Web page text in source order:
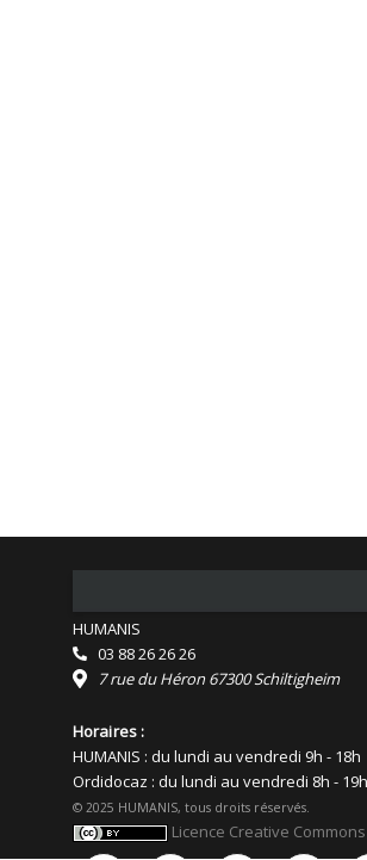
HUMANIS
03 88 26 26 26
7 rue du Héron 67300 Schiltigheim
Horaires :
HUMANIS : du lundi au vendredi 9h - 18h
Ordidocaz : du lundi au vendredi 8h - 19h
© 2025 HUMANIS, tous droits réservés.
Licence Creative